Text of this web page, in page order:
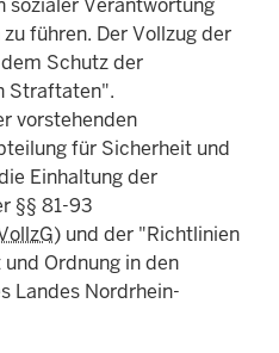
führen. Der Vollzug der
Schutz der
Straftaten".
vorstehenden
für Sicherheit und
Einhaltung der
§§ 81-93
) und der "Richtlinien
Ordnung in den
Landes Nordrhein-